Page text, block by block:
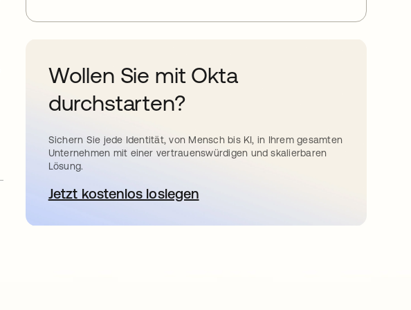
Wollen Sie mit Okta
durchstarten?
Sichern Sie jede Identität, von Mensch bis KI, in Ihrem gesamten
Unternehmen mit einer vertrauenswürdigen und skalierbaren
Lösung.
Jetzt kostenlos loslegenwird in einer neuen Registerkarte geöffnet